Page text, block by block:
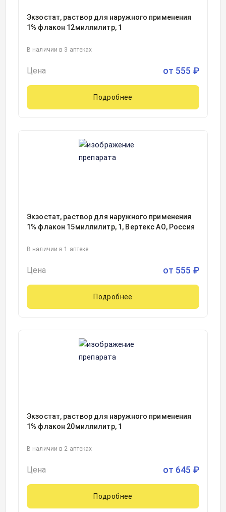
Экзостат, раствор для наружного применения
1% флакон 12миллилитр, 1
В наличии в 3 аптеках
Цена от 555 ₽
Подробнее
Экзостат, раствор для наружного применения
1% флакон 15миллилитр, 1, Вертекс АО, Россия
В наличии в 1 аптеке
Цена от 555 ₽
Подробнее
Экзостат, раствор для наружного применения
1% флакон 20миллилитр, 1
В наличии в 2 аптеках
Цена от 645 ₽
Подробнее